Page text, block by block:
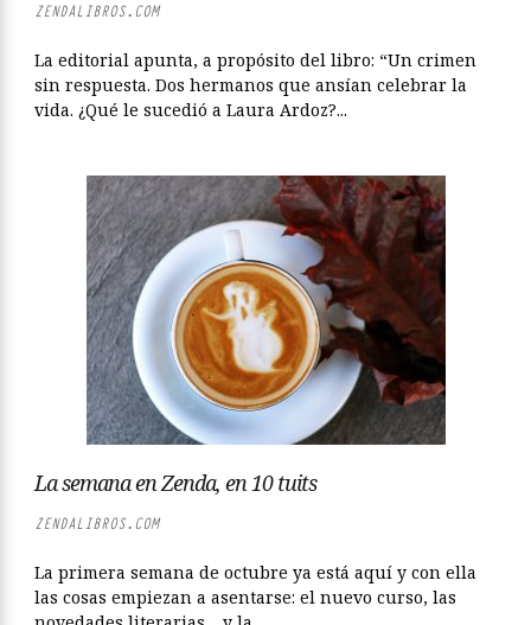
ZENDALIBROS.COM
La editorial apunta, a propósito del libro: “Un crimen
sin respuesta. Dos hermanos que ansían celebrar la
vida. ¿Qué le sucedió a Laura Ardoz?...
La semana en Zenda, en 10 tuits
ZENDALIBROS.COM
La primera semana de octubre ya está aquí y con ella
las cosas empiezan a asentarse: el nuevo curso, las